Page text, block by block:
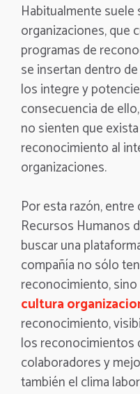
Habitualmente
organizaciones, que
programas de
se insertan dentro
los integre y
consecuencia de
no sienten que
reconocimiento al
organizaciones.
Por esta razón,
Recursos Humanos
buscar una
compañía no sólo
reconocimiento,
cultura
reconocimiento,
los reconocimientos
colaboradores y
también el clima